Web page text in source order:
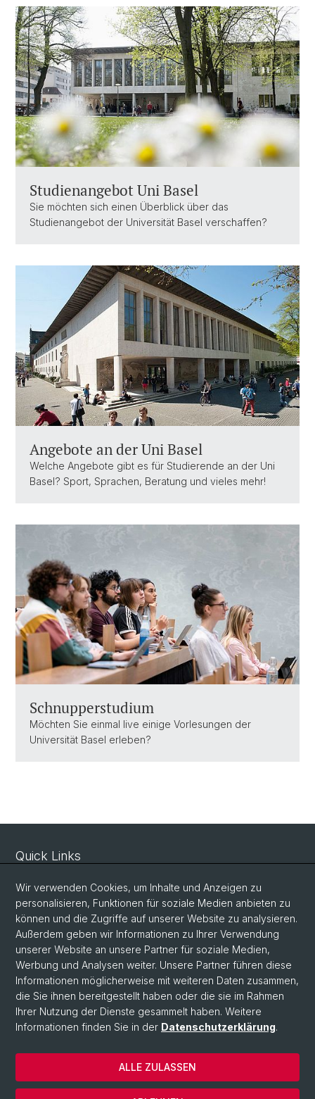
Studienangebot Uni Basel
Sie möchten sich einen Überblick über das
Studienangebot der Universität Basel verschaffen?
Angebote an der Uni Basel
Welche Angebote gibt es für Studierende an der Uni
Basel? Sport, Sprachen, Beratung und vieles mehr!
Schnupperstudium
Möchten Sie einmal live einige Vorlesungen der
Universität Basel erleben?
Quick Links
Virtuelle Infothek
Termin vereinbaren
Schnupperstudium
Studienangebot Uni Basel
Studienangebot in der Schweiz
© Universität Basel
Datenschutzerklärung
Wir verwenden Cookies, um Inhalte und Anzeigen zu
personalisieren, Funktionen für soziale Medien anbieten zu
können und die Zugriffe auf unserer Website zu analysieren.
Außerdem geben wir Informationen zu Ihrer Verwendung
unserer Website an unsere Partner für soziale Medien,
Werbung und Analysen weiter. Unsere Partner führen diese
Informationen möglicherweise mit weiteren Daten zusammen,
die Sie ihnen bereitgestellt haben oder die sie im Rahmen
Ihrer Nutzung der Dienste gesammelt haben. Weitere
Informationen finden Sie in der Datenschutzerklärung.
ALLE ZULASSEN